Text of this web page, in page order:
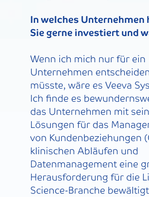
In welches Unternehmen
Sie gerne investiert und
Wenn ich mich nur für ein
Unternehmen
müsste, wäre es Veeva
Ich finde es
das Unternehmen mit
Lösungen für das
von Kundenbeziehungen
klinischen Abläufen und
Datenmanagement eine
Herausforderung für die
Science-Branche